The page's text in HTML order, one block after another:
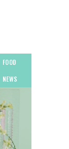
FOOD
NEWS